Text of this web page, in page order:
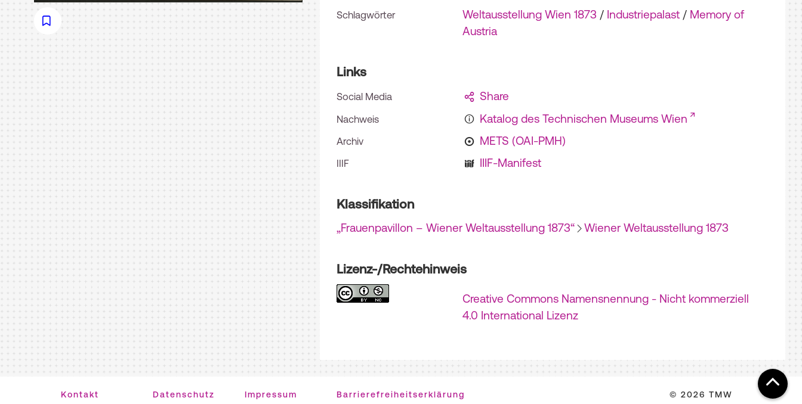
Schlagwörter Weltausstellung Wien 1873 / Industriepalast / Memory of
Austria
Links
Social Media Share
Nachweis Katalog des Technischen Museums Wien
Archiv METS (OAI-PMH)
IIIF IIIF-Manifest
Klassifikation
„Frauenpavillon – Wiener Weltausstellung 1873“ Wiener Weltausstellung 1873
Lizenz-/Rechtehinweis
Creative Commons Namensnennung - Nicht kommerziell
4.0 International Lizenz
Kontakt Datenschutz Impressum Barrierefreiheitserklärung © 2026 TMW